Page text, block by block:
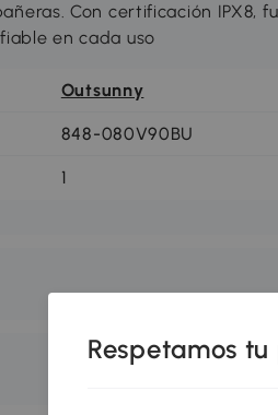
Con certificación IPX8,
en cada uso
Outsunny
848-080V90BU
1
Respetamos